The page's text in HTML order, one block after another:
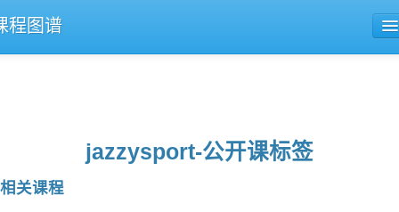
程图谱
jazzysport-公开课标签
相关课程